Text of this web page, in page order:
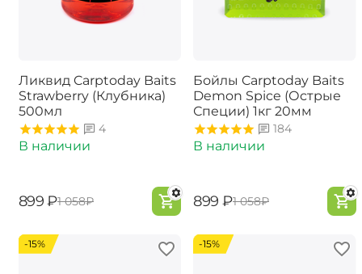
Ликвид Carptoday Baits
Strawberry (Клубника)
500мл
4
В наличии
‍899‍ ₽‍1 058‍₽
Бойлы Carptoday Baits
Demon Spice (Острые
Специи) 1кг 20мм
184
В наличии
‍899‍ ₽‍1 058‍₽
-15% -15%